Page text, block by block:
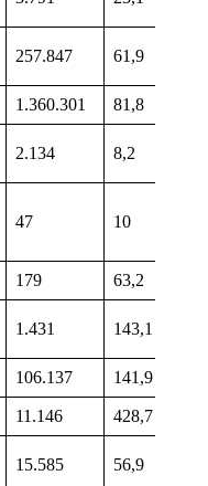
257.847 61,9
1.360.301 81,8
2.134 8,2
47 10
179 63,2
1.431 143,1
106.137 141,9
11.146 428,7
15.585 56,9